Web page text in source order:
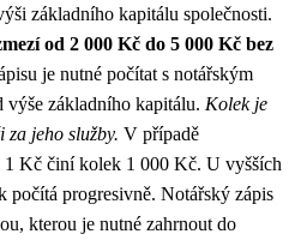
základního kapitálu společnosti.
od 2 000 Kč do 5 000 Kč bez
je nutné počítat s notářským
základního kapitálu. Kolek je
jeho služby. V případě
Kč činí kolek 1 000 Kč. U vyšších
počítá progresivně. Notářský zápis
kterou je nutné zahrnout do